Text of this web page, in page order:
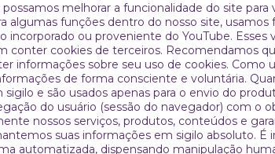
melhorar a funcionalidade do site
algumas funções dentro do nosso site,
ou proveniente do YouTube.
conter cookies de terceiros. Recomendamos
informações sobre seu uso de cookies. Como
de forma consciente e voluntária.
e são usados apenas para o envio do
do usuário (sessão do navegador) com o
nossos serviços, produtos, conteúdos e
suas informações em sigilo absoluto. É
automatizada, dispensando manipulação